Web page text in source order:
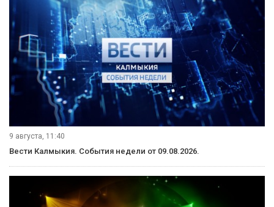
9 августа, 11:40
Вести Калмыкия. События недели от 09.08.2026.